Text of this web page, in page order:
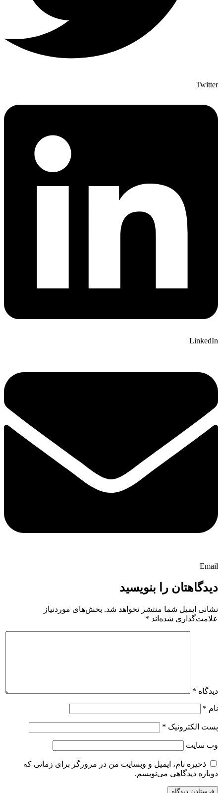
Twitter
LinkedIn
Email
دیدگاهتان را بنویسید
نشانی ایمیل شما منتشر نخواهد شد. بخش‌های موردنیاز
علامت‌گذاری شده‌اند *
دیدگاه *
نام *
پست الکترونیک *
وب‌ سایت
ذخیره نام، ایمیل و وبسایت من در مرورگر برای زمانی که
دوباره دیدگاهی می‌نویسم.